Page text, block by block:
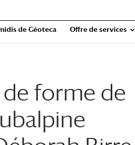
de Géoteca Offre de services
forme de